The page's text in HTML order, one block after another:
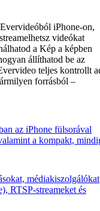
iPhone-on,
videókat
a Kép a képben
állíthatod be az
teljes kontrollt
forrásból –
az iPhone fülsorával
a kompakt,
médiakiszolgálókat
RTSP-streameket és